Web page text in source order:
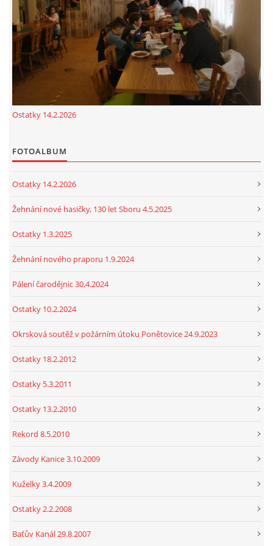
cenekji@seznam.cz
© 2026 eStránky.cz | RSS|Tisk| Nahoru ↑
Ostatky 14.2.2026
FOTOALBUM
Ostatky 14.2.2026
Žehnání nové hasičky, 130 let Sboru 4.5.2025
Ostatky 1.3.2025
Žehnání nového praporu 1.9.2024
Pálení čarodějnic 30.4.2024
Ostatky 10.2.2024
Okrsková soutěž v požárním útoku Ponětovice 24.9.2023
Ostatky 18.2.2012
Ostatky 5.3.2011
Ostatky 13.2.2010
Rekord 8.5.2010
Závody Kanice 3.10.2009
Kuželky 3.4.2009
Ostatky 2.2.2008
Baťův Kanál 29.8.2007